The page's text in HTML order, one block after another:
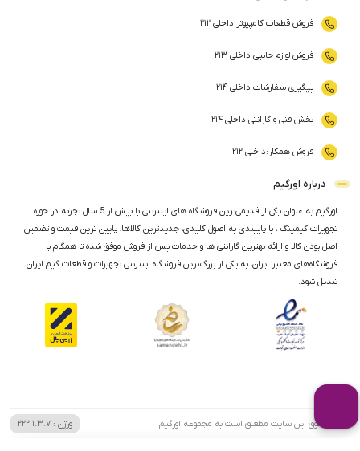
فروش قطعات کامپیوتر :داخلی ۲۱۲
فروش لوازم جانبی:داخلی ۲۱۳
پیگیری سفارشات:داخلی ۲۱۴
بخش فنی و گارانتی:داخلی ۲۱۴
فروش همکار :داخلی ۲۱۲
درباره اورگیم
اورگیم به عنوان یکی از قدیمی‌ترین فروشگاه های اینترنتی با بیش از 5 سال تجربه در حوزه
تجهیزات گیمینگ ، با پایبندی به اصول کلیدی، جدیدترین کالاها، پایین ترین قیمت و تضمین
اصل‌ بودن کالا و ارائه بهترین گارانتی ها و خدمات پس از فروش موفق شده تا همگام با
فروشگاه‌های معتبر ایران، به یکی از بزرگ‌ترین فروشگاه اینترنتی تجهیزات و قطعات گیم ایران
تبدیل شود.
تمامی حقوق این سایت مطعلق است به مجموعه اورگیم ورژن : 1.3.7